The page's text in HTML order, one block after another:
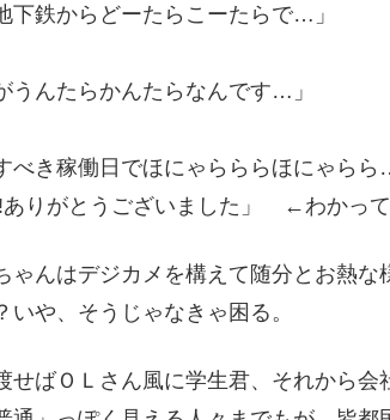
鉄からどーたらこーたらで…」
んたらかんたらなんです…」
き稼働日でほにゃらららほにゃらら
りがとうございました」 ←わかっ
ゃんはデジカメを構えて随分とお熱
いや、そうじゃなきゃ困る。
ばＯＬさん風に学生君、それから会